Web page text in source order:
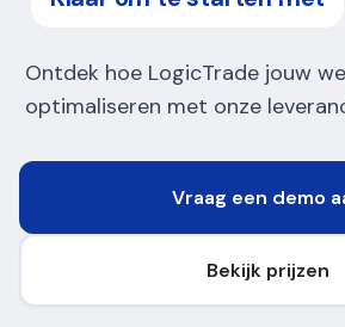
Ontdek hoe LogicTrade jouw
optimaliseren met onze
Vraag een demo
Bekijk prijzen